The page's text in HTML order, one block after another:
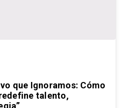
que Ignoramos: Cómo
talento,